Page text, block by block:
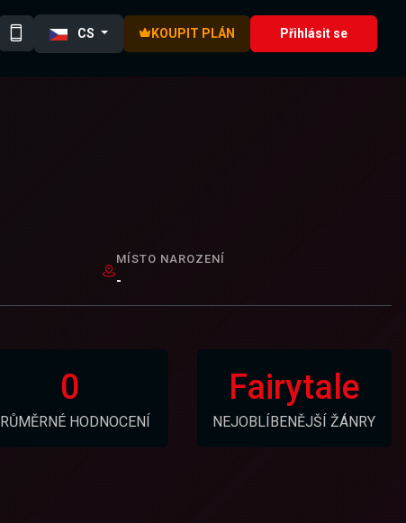
CS KOUPIT PLÁN Přihlásit se
MÍSTO NAROZENÍ
-
0
HODNOCENÍ
Fairytale
NEJOBLÍBENĚJŠÍ ŽÁNRY